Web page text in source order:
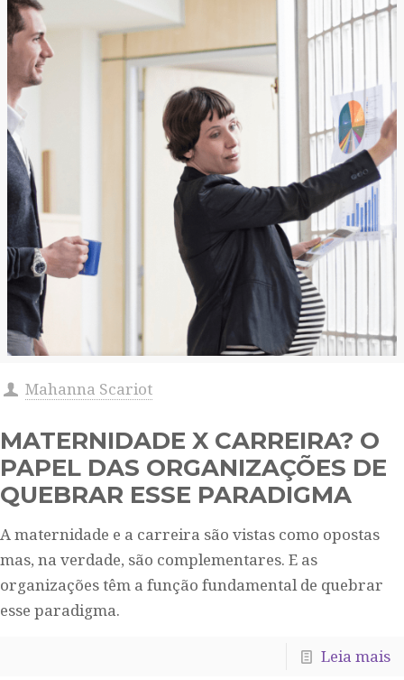
Mahanna Scariot
MATERNIDADE X CARREIRA? O
PAPEL DAS ORGANIZAÇÕES DE
QUEBRAR ESSE PARADIGMA
A maternidade e a carreira são vistas como opostas
mas, na verdade, são complementares. E as
organizações têm a função fundamental de quebrar
esse paradigma.
Leia mais